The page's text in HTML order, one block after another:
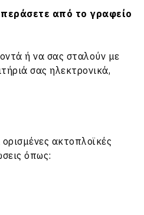
περάσετε από το γραφείο
ή να σας σταλούν με
σας ηλεκτρονικά,
ακτοπλοϊκές
όπως: